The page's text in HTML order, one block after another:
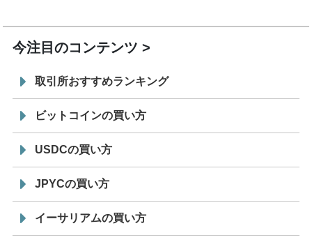
今注目のコンテンツ
取引所おすすめランキング
ビットコインの買い方
USDCの買い方
JPYCの買い方
イーサリアムの買い方